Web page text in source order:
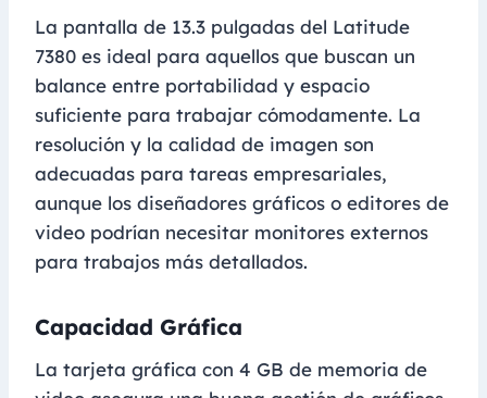
La pantalla de 13.3 pulgadas del Latitude
7380 es ideal para aquellos que buscan un
balance entre portabilidad y espacio
suficiente para trabajar cómodamente. La
resolución y la calidad de imagen son
adecuadas para tareas empresariales,
aunque los diseñadores gráficos o editores de
video podrían necesitar monitores externos
para trabajos más detallados.
Capacidad Gráfica
La tarjeta gráfica con 4 GB de memoria de